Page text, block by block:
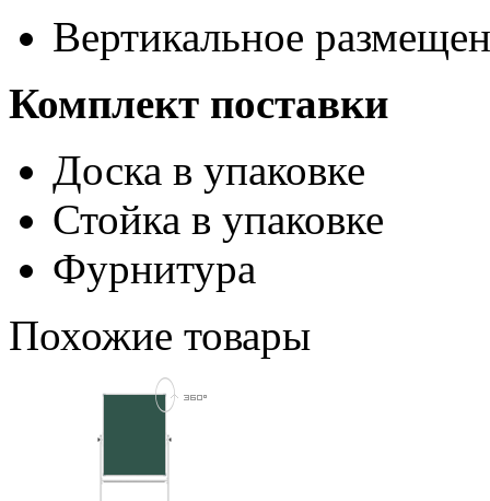
Вертикальное
Комплект поставки
Доска в упаковке
Стойка в упаковке
Фурнитура
Похожие товары